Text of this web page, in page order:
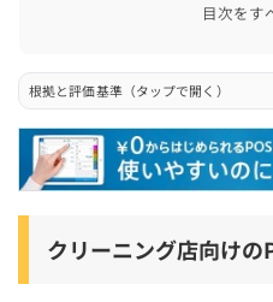
預かり票(引換券)を自動発
タグ番号の自動発番とバ
シミ抜き・ボタン修理な
電話番号検索・履歴参照
目次をす
根拠と評価基準（タップで開く）
クリーニング店向けの